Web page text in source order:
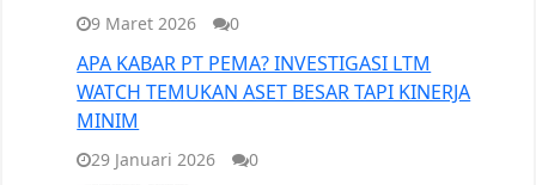
9 Maret 2026 0
APA KABAR PT PEMA? INVESTIGASI LTM
WATCH TEMUKAN ASET BESAR TAPI KINERJA
MINIM
29 Januari 2026 0